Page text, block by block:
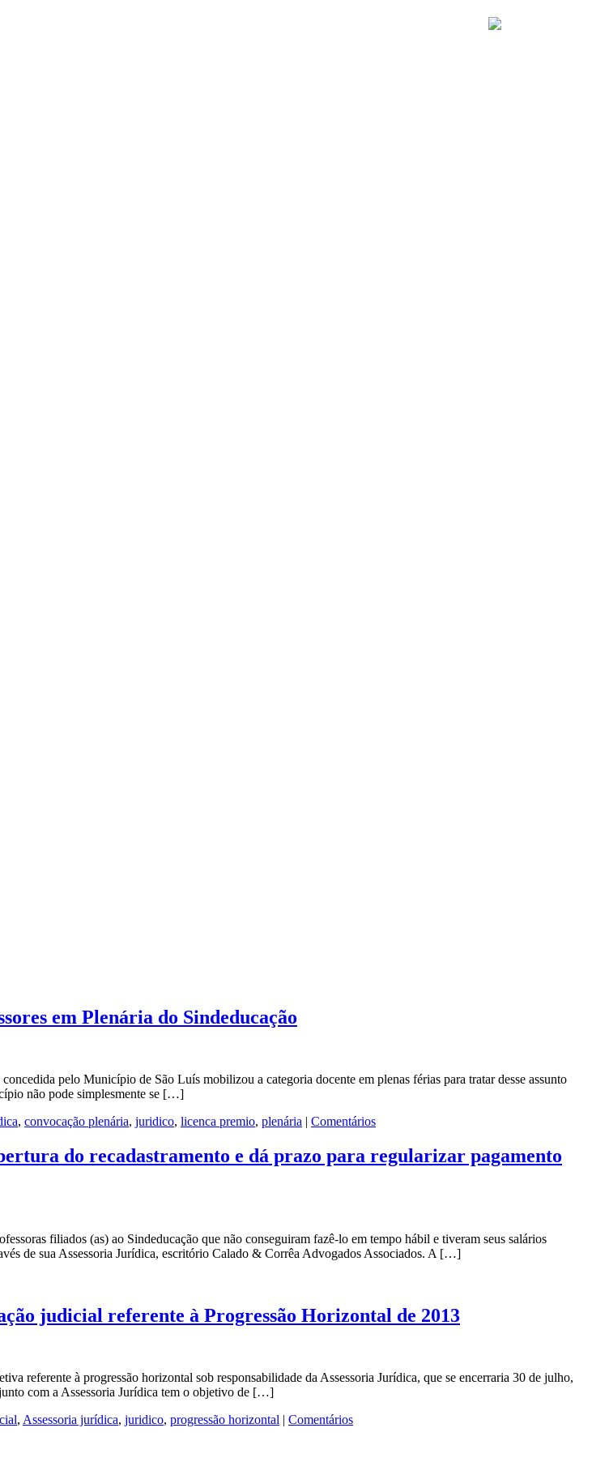
em Plenária do Sindeducação
pelo Município de São Luís mobilizou a categoria docente em plenas férias para tratar desse assunto
não pode simplesmente se […]
, convocação plenária, juridico, licenca premio, plenária | Comentários
do recadastramento e dá prazo para regularizar pagamento
filiados (as) ao Sindeducação que não conseguiram fazê-lo em tempo hábil e tiveram seus salários
de sua Assessoria Jurídica, escritório Calado & Corrêa Advogados Associados. A […]
judicial referente à Progressão Horizontal de 2013
referente à progressão horizontal sob responsabilidade da Assessoria Jurídica, que se encerraria 30 de julho,
com a Assessoria Jurídica tem o objetivo de […]
, Assessoria jurídica, juridico, progressão horizontal | Comentários